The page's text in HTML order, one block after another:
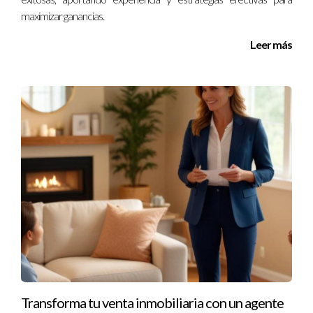
frustración; ir acompañado te lleva al resultado deseado.
solo una conversación!
¡Transforma tus frustraciones en oportunidades!
Contacta a Iraido ahora!
Preguntas Frecuentes
¿Por qué debería contratar un agente
inmobiliario si puedo usar Idealista?
Aunque Idealista facilita la conexión con compradores
potenciales, un agente inmobiliario ofrece experiencia
emocional y estratégica para manejar objeciones y negociar
maximizar ganancias.
Leer más
Transforma tu venta inmobiliaria con un agente